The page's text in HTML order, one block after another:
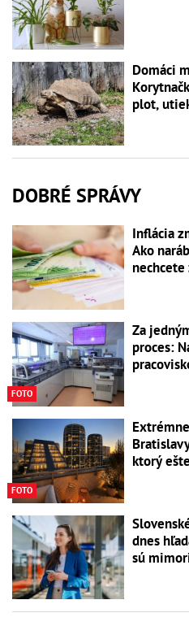
Domáci
plot,
DOBRÉ SPRÁVY
Inflácia
Ako
FOTO
Za
proces:
FOTO
ktorý
dnes
sú